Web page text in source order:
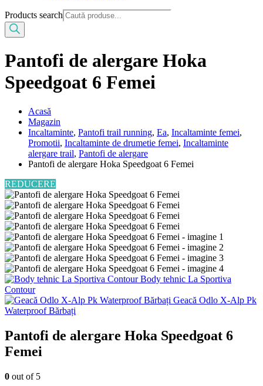
Products search
Pantofi de alergare Hoka
Speedgoat 6 Femei
Acasă
Magazin
Incaltaminte, Pantofi trail running, Ea, Incaltaminte femei,
Promotii, Incaltaminte de drumetie femei, Incaltaminte
alergare trail, Pantofi de alergare
Pantofi de alergare Hoka Speedgoat 6 Femei
REDUCERE
Body tehnic La Sportiva
Contour
Geacă Odlo X‑Alp Pk
Waterproof Bărbați
Pantofi de alergare Hoka Speedgoat 6
Femei
0 out of 5